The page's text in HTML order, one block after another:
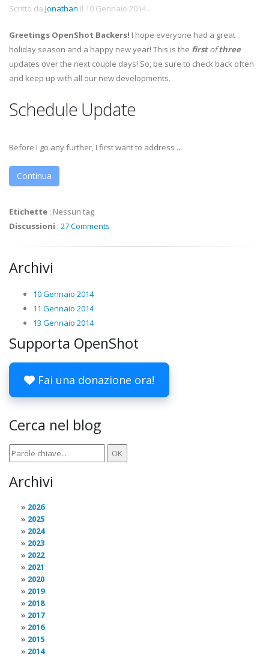
Scritto da Jonathan il 10 Gennaio 2014 .
Greetings OpenShot Backers! I hope everyone had a great
holiday season and a happy new year! This is the firstofthree
updates over the next couple days! So, be sure to check back often
and keep up with all our new developments.
Schedule Update
Before I go any further, I first want to address ...
Continua
Etichette : Nessun tag
Discussioni : 27 Comments
Archivi
10 Gennaio 2014
11 Gennaio 2014
13 Gennaio 2014
Supporta OpenShot
Fai una donazione ora!
Cerca nel blog
Archivi
2026
2025
2024
2023
2022
2021
2020
2019
2018
2017
2016
2015
2014